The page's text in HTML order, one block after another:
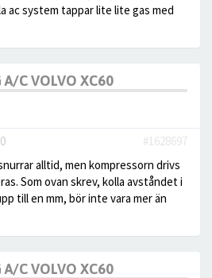
ac system tappar lite lite gas med
A/C VOLVO XC60
#1628697
alltid, men kompressorn drivs
Som ovan skrev, kolla avståndet i
till en mm, bör inte vara mer än
A/C VOLVO XC60